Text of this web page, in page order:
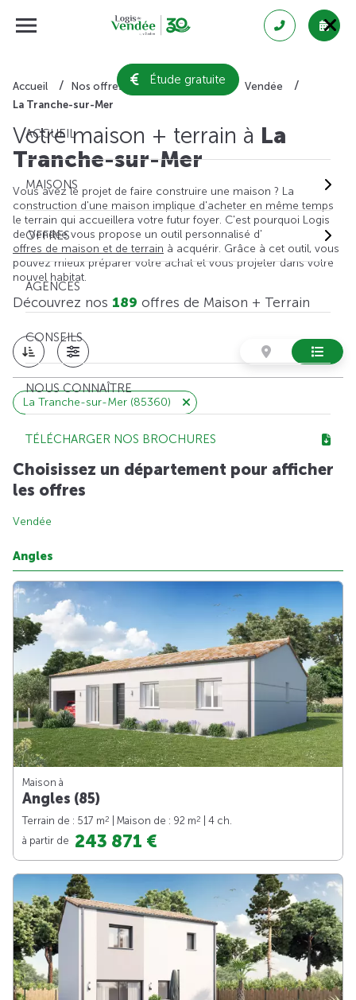
Étude gratuite
ACCUEIL
MAISONS
OFFRES
AGENCES
CONSEILS
NOUS CONNAÎTRE
TÉLÉCHARGER NOS BROCHURES
Accueil Nos offres de maison + terrain
Vendée
La Tranche-sur-Mer
Votre maison + terrain à La
Tranche-sur-Mer
Vous avez le projet de faire construire une maison ? La
construction d'une maison implique d'acheter en même temps
le terrain qui accueillera votre futur foyer. C'est pourquoi Logis
de Vendée vous propose un outil personnalisé d'
offres de maison et de terrain à acquérir. Grâce à cet outil, vous
pouvez mieux préparer votre achat et vous projeter dans votre
nouvel habitat.
Découvrez nos 189 offres de Maison + Terrain
La Tranche-sur-Mer (85360)
Choisissez un département pour afficher
les offres
Vendée
Angles
Maison à
Angles (85)
Terrain de : 517 m2 | Maison de : 92 m2
| 4 ch.
à partir de 243 871 €